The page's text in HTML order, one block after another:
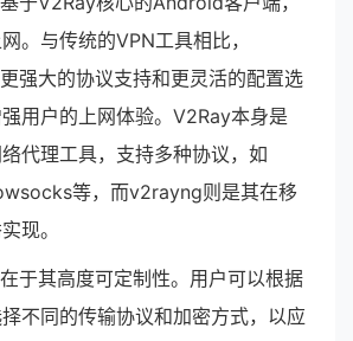
。与传统的VPN工具相比，
强大的协议支持和更灵活的配置选
用户的上网体验。V2Ray本身是
代理工具，支持多种协议，如
等，而v2rayng则是其在移
现。
于其高度可定制性。用户可以根据
不同的传输协议和加密方式，以应